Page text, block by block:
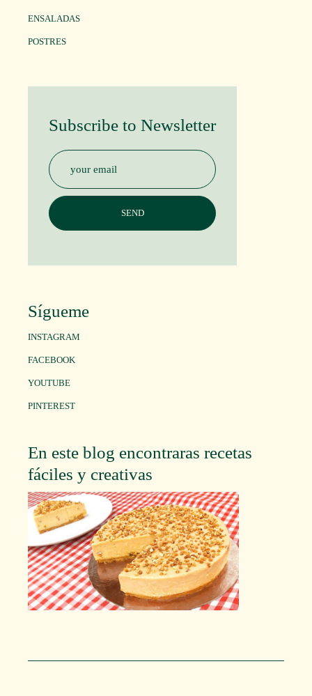
ENSALADAS
POSTRES
Subscribe to Newsletter
Sígueme
INSTAGRAM
FACEBOOK
YOUTUBE
PINTEREST
En este blog encontraras recetas
fáciles y creativas